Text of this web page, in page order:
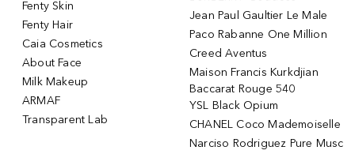
Fenty Skin
Fenty Hair
Caia Cosmetics
About Face
Milk Makeup
ARMAF
Transparent Lab
Jean Paul Gaultier Le Male
Paco Rabanne One Million
Creed Aventus
Maison Francis Kurkdjian
Baccarat Rouge 540
YSL Black Opium
CHANEL Coco Mademoiselle
Narciso Rodriguez Pure Musc